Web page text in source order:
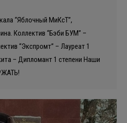
“Яблочный МиКсТ”,
Коллектив “Бэби БУМ” –
“Экспромт” – Лауреат 1
– Дипломант 1 степени Наши